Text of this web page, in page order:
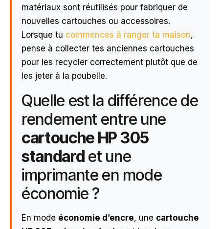
matériaux sont réutilisés pour fabriquer de
nouvelles cartouches ou accessoires.
Lorsque tu commences à ranger ta maison,
pense à collecter tes anciennes cartouches
pour les recycler correctement plutôt que de
les jeter à la poubelle.
Quelle est la différence de
rendement entre une
cartouche HP 305
standard et une
imprimante en mode
économie ?
En mode économie d’encre, une cartouche